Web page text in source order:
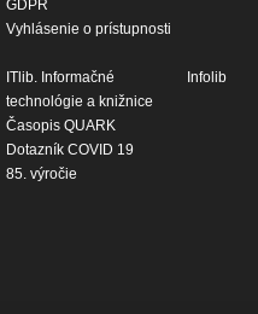
GDPR
Vyhlásenie o prístupnosti
ITlib. Informačné
technológie a knižnice
Časopis QUARK
Dotazník COVID 19
85. výročie
Infolib